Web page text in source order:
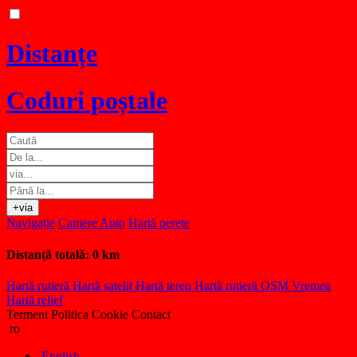
Distanțe
Coduri poștale
+via
Navigație Camere Auto Hartă perete
Distanță totală: 0 km
Hartă rutieră Hartă satelit Hartă teren Hartă rutieră OSM Vremea
Hartă relief
Termeni Politica Cookie Contact
ro